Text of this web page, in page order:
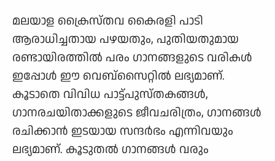
മലയാള ക്രൈസ്തവ കൈരളി പാടി
ആരാധിച്ചതായ പഴയതും, പുതിയതുമായ
രണ്ടായിരത്തില്‍ പരം ഗാനങ്ങളുടെ വരികള്‍
ഇപ്പോള്‍ ഈ വെബ്‌സൈറ്റില്‍ ലഭ്യമാണ്.
കൂടാതെ വിവിധ പാട്ട്പുസ്തകങ്ങള്‍,
ഗാനരചയിതാക്കളുടെ ജീവചരിത്രം, ഗാനങ്ങള്‍
രചിക്കാന്‍ ഇടയായ സന്ദര്‍ഭം എന്നിവയും
ലഭ്യമാണ്. കൂടുതല്‍ ഗാനങ്ങള്‍ വരും